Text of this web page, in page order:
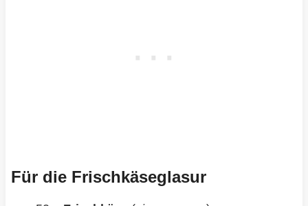
Für die Frischkäseglasur